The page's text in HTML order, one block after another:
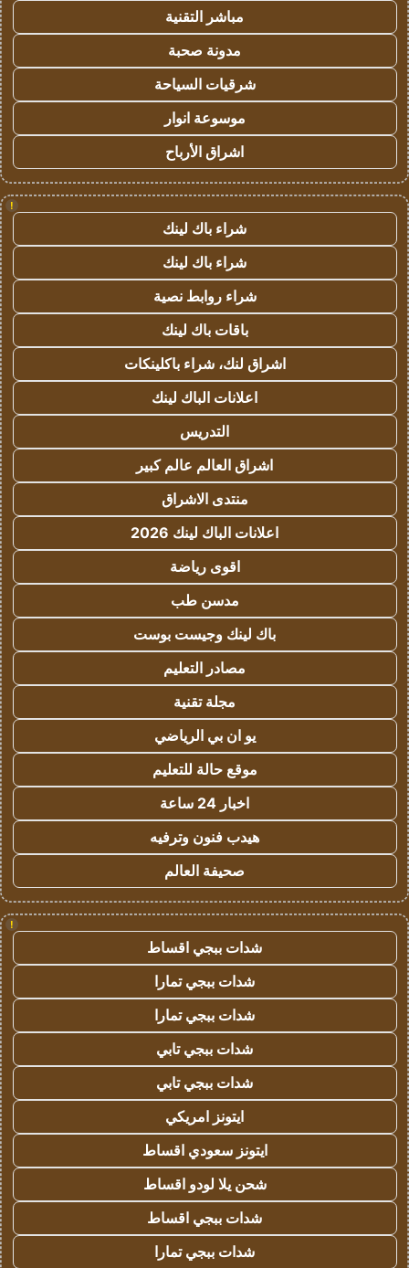
مباشر التقنية
مدونة صحبة
شرقيات السياحة
موسوعة انوار
اشراق الأرباح
!
شراء باك لينك
شراء باك لينك
شراء روابط نصية
باقات باك لينك
اشراق لنك، شراء باكلينكات
اعلانات الباك لينك
التدريس
اشراق العالم عالم كبير
منتدى الاشراق
اعلانات الباك لينك 2026
اقوى رياضة
مدسن طب
باك لينك وجيست بوست
مصادر التعليم
مجلة تقنية
يو ان بي الرياضي
موقع حالة للتعليم
اخبار 24 ساعة
هيدب فنون وترفيه
صحيفة العالم
!
شدات ببجي اقساط
شدات ببجي تمارا
شدات ببجي تمارا
شدات ببجي تابي
شدات ببجي تابي
ايتونز امريكي
ايتونز سعودي اقساط
شحن يلا لودو اقساط
شدات ببجي اقساط
شدات ببجي تمارا